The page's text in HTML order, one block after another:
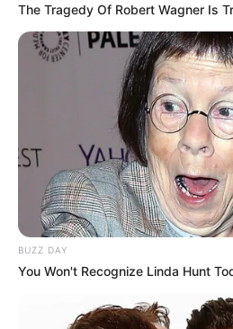
The Tragedy Of Robert Wagner Is
BUZZ DAY
You Won't Recognize Linda Hunt